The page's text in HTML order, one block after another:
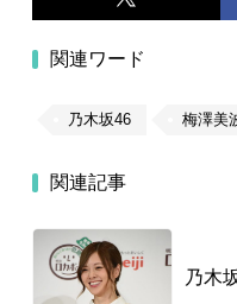
関連ワード
乃木坂46 梅澤美
関連記事
乃木